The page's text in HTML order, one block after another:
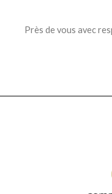
Près de vous avec